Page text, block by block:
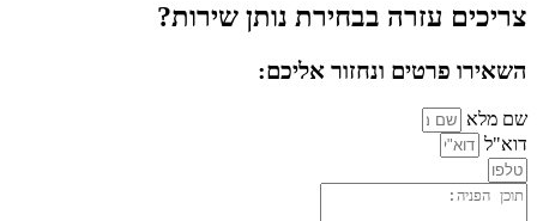
צריכים עזרה בבחירת נותן שירות?
השאירו פרטים ונחזור אליכם:
שם מלא
דוא"ל